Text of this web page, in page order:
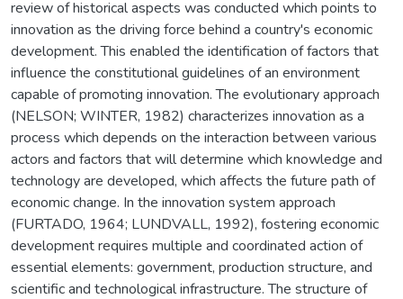
review of historical aspects was conducted which points to
innovation as the driving force behind a country's economic
development. This enabled the identification of factors that
influence the constitutional guidelines of an environment
capable of promoting innovation. The evolutionary approach
(NELSON; WINTER, 1982) characterizes innovation as a
process which depends on the interaction between various
actors and factors that will determine which knowledge and
technology are developed, which affects the future path of
economic change. In the innovation system approach
(FURTADO, 1964; LUNDVALL, 1992), fostering economic
development requires multiple and coordinated action of
essential elements: government, production structure, and
scientific and technological infrastructure. The structure of